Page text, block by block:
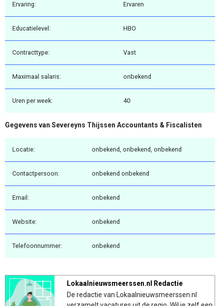
Ervaring: Ervaren
Educatielevel: HBO
Contracttype: Vast
Maximaal salaris: onbekend
Uren per week: 40
Gegevens van Severeyns Thijssen Accountants & Fiscalisten
Locatie: onbekend, onbekend, onbekend
Contactpersoon: onbekend onbekend
Email: onbekend
Website: onbekend
Telefoonnummer: onbekend
Lokaalnieuwsmeerssen.nl Redactie
De redactie van Lokaalnieuwsmeerssen.nl